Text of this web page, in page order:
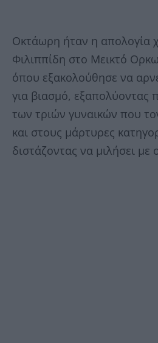
Οκτάωρη ήταν η απολογία
Φιλιππίδη στο Μεικτό
όπου εξακολούθησε να
για βιασμό, εξαπολύοντας
των τριών γυναικών που
και στους μάρτυρες
διστάζοντας να μιλήσει με